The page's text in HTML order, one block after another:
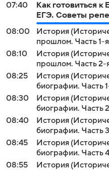
07:40
Как готовиться к
ЕГЭ. Советы
08:00
История
прошлом. Часть 1-
08:10
История
прошлом. Часть 2-
08:25
История
биографии. Часть
08:30
История
биографии. Часть
08:40
История
биографии. Часть
08:45
История
биографии. Часть
08:55
История